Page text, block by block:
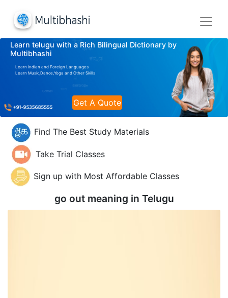
Learn telugu with a Rich Bilingual Dictionary by
Multibhashi
Learn Indian and Foreign Languages
Learn Music,Dance,Yoga and Other Skills
Get A Quote
Find The Best Study Materials
Take Trial Classes
Sign up with Most Affordable Classes
go out meaning in Telugu